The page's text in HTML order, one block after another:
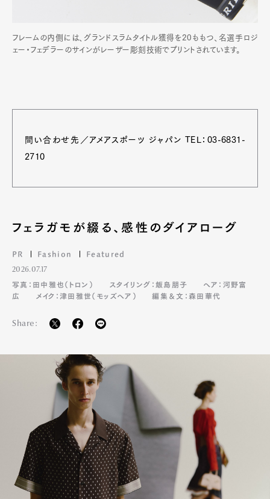
Product CultureLifestyle
Pen Meet
フレームの内側には、グランドスラムタイトル獲得を20ももつ、名選手ロジ
ェー・フェデラーのサインがレーザー彫刻技術でプリントされています。
問い合わせ先／アメアスポーツ ジャパン TEL：03-6831-
2710
フェラガモが綴る、感性のダイアローグ
PR Fashion Featured
2026.07.17
写真：田中雅也（トロン）
スタイリング：飯島朋子
ヘア：河野富
広
メイク：津田雅世（モッズヘア） 編集＆文：森田華代
Share: